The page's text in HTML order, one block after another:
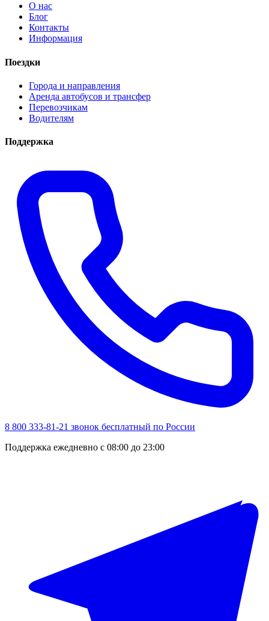
О нас
Блог
Контакты
Информация
Поездки
Города и направления
Аренда автобусов и трансфер
Перевозчикам
Водителям
Поддержка
8 800 333-81-21 звонок бесплатный по России
Поддержка ежедневно с 08:00 до 23:00